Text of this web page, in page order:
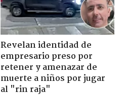
Revelan identidad de
empresario preso por
retener y amenazar de
muerte a niños por jugar
al "rin raja"